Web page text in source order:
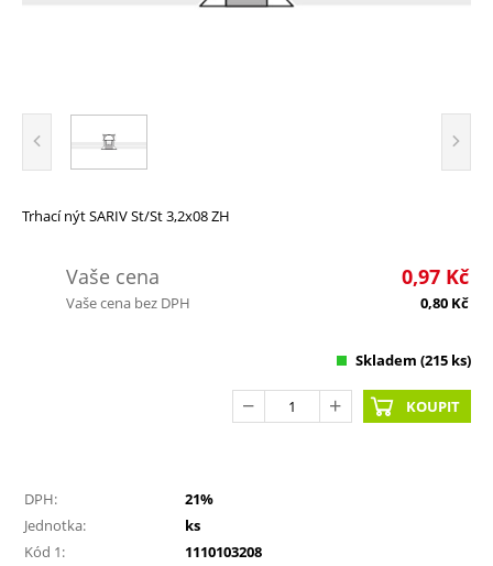
Trhací nýt SARIV St/St 3,2x08 ZH
Vaše cena 0,97 Kč
Vaše cena bez DPH 0,80 Kč
Skladem (215 ks)
KOUPIT
DPH:
21%
Jednotka:
ks
Kód 1:
1110103208